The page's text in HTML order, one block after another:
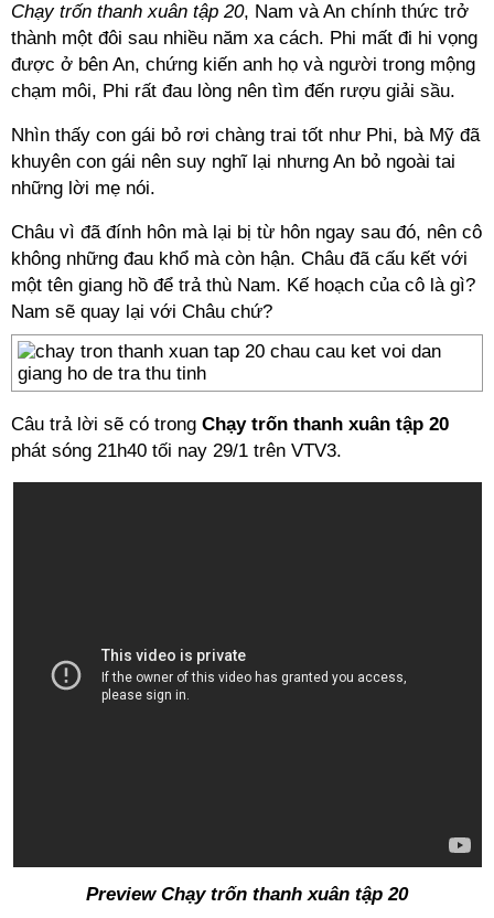
Chạy trốn thanh xuân tập 20, Nam và An chính thức trở
thành một đôi sau nhiều năm xa cách. Phi mất đi hi vọng
được ở bên An, chứng kiến anh họ và người trong mộng
chạm môi, Phi rất đau lòng nên tìm đến rượu giải sầu.
Nhìn thấy con gái bỏ rơi chàng trai tốt như Phi, bà Mỹ đã
khuyên con gái nên suy nghĩ lại nhưng An bỏ ngoài tai
những lời mẹ nói.
Châu vì đã đính hôn mà lại bị từ hôn ngay sau đó, nên cô
không những đau khổ mà còn hận. Châu đã cấu kết với
một tên giang hồ để trả thù Nam. Kế hoạch của cô là gì?
Nam sẽ quay lại với Châu chứ?
Câu trả lời sẽ có trong Chạy trốn thanh xuân tập 20
phát sóng 21h40 tối nay 29/1 trên VTV3.
Preview Chạy trốn thanh xuân tập 20